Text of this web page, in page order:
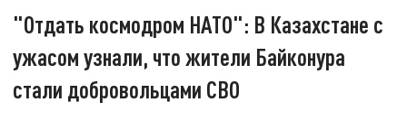
"Отдать космодром НАТО": В Казахстане с
ужасом узнали, что жители Байконура
стали добровольцами СВО